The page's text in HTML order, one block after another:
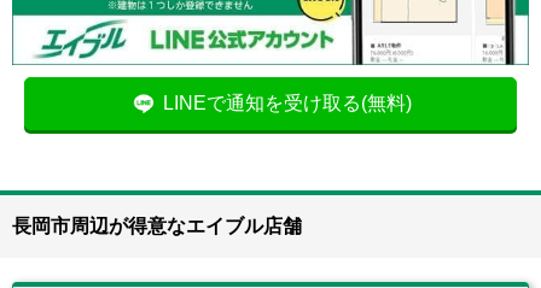
LINEで通知を受け取る(無料)
長岡市周辺が得意なエイブル店舗